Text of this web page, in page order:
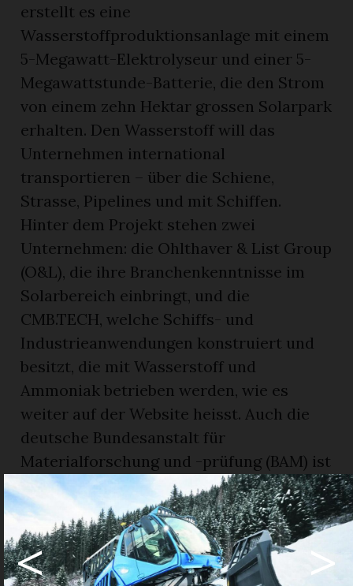
erstellt es eine
Wasserstoffproduktionsanlage mit einem
5-Megawatt-Elektrolyseur und einer 5-
Megawattstunde-Batterie, die den Strom
von einem zehn Hektar grossen Solarpark
erhalten. Den Wasserstoff will das
Unternehmen international
transportieren – über die Schiene,
Strasse, Pipelines und mit Schiffen.
Hinter dem Projekt stehen zwei
Unternehmen: die Ohlthaver & List Group
(O&L), die ihre Branchenkenntnisse im
Solarbereich einbringt, und die
CMB.TECH, welche Schiffs- und
Industrieanwendungen konstruiert und
besitzt, die mit Wasserstoff und
Ammoniak betrieben werden, wie es
weiter auf der Website heisst. Auch die
deutsche Bundesanstalt für
Materialforschung und -prüfung (BAM) ist
bei diesem Projekt mit dabei und
kooperiert mit Namibia bei der
Erforschung einer Wasserstoff-
Pilotanlage und -tankstelle, wie sie selbst
auf der Homepage vermeldet.
< >